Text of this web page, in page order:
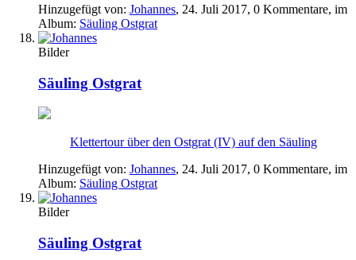
Hinzugefügt von: Johannes, 24. Juli 2017, 0 Kommentare, im
Album: Säuling Ostgrat
Bilder
Säuling Ostgrat
Klettertour über den Ostgrat (IV) auf den Säuling
Hinzugefügt von: Johannes, 24. Juli 2017, 0 Kommentare, im
Album: Säuling Ostgrat
Bilder
Säuling Ostgrat